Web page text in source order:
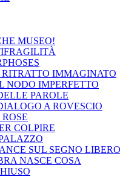
MUSEO!
IMMAGINATO
NODO IMPERFETTO
PAROLE
A ROVESCIO
COLPIRE
SUL SEGNO LIBERO
NASCE COSA